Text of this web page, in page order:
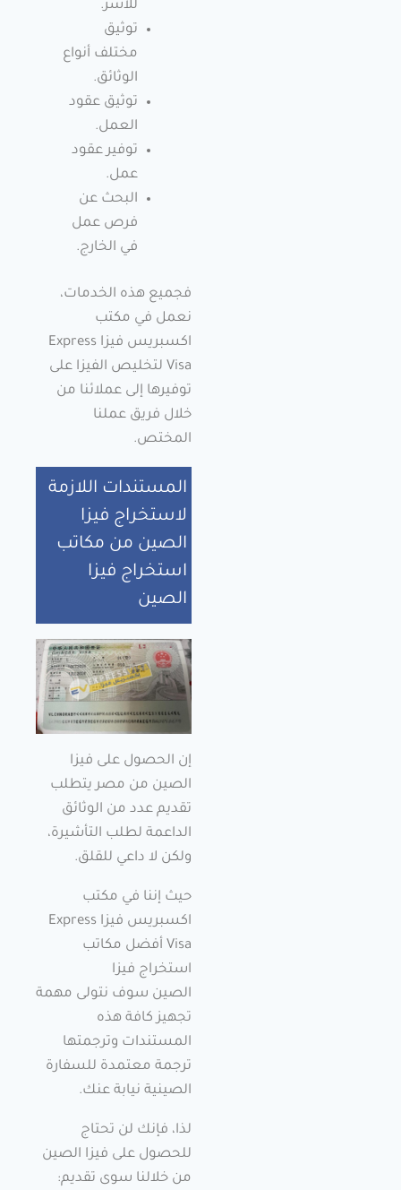
للأسر.
توثيق
مختلف أنواع
الوثائق.
توثيق عقود
العمل.
توفير عقود
عمل.
البحث عن
فرص عمل
في الخارج.
فجميع هذه الخدمات،
نعمل في مكتب
اكسبريس فيزا Express
Visa لتخليص الفيزا على
توفيرها إلى عملائنا من
خلال فريق عملنا
المختص.
المستندات اللازمة
لاستخراج فيزا
الصين من مكاتب
استخراج فيزا
الصين
إن الحصول على فيزا
الصين من مصر يتطلب
تقديم عدد من الوثائق
الداعمة لطلب التأشيرة،
ولكن لا داعي للقلق.
حيث إننا في مكتب
اكسبريس فيزا Express
Visa أفضل مكاتب
استخراج فيزا
الصين سوف نتولى مهمة
تجهيز كافة هذه
المستندات وترجمتها
ترجمة معتمدة للسفارة
الصينية نيابة عنك.
لذا، فإنك لن تحتاج
للحصول على فيزا الصين
من خلالنا سوى تقديم: